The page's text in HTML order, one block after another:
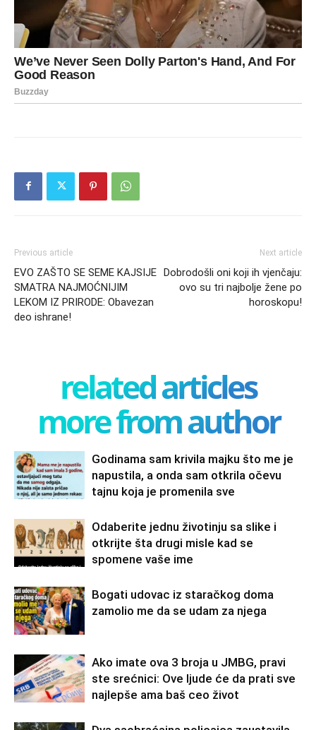
Previous article
EVO ZAŠTO SE SEME KAJSIJE
SMATRA NAJMOĆNIJIM
LEKOM IZ PRIRODE: Obavezan
deo ishrane!
Next article
Dobrodošli oni koji ih vjenčaju:
ovo su tri najbolje žene po
horoskopu!
related articles
more from author
Godinama sam krivila majku što me je
napustila, a onda sam otkrila očevu
tajnu koja je promenila sve
Odaberite jednu životinju sa slike i
otkrijte šta drugi misle kad se
spomene vaše ime
Bogati udovac iz staračkog doma
zamolio me da se udam za njega
Ako imate ova 3 broja u JMBG, pravi
ste srećnici: Ove ljude će da prati sve
najlepše ama baš ceo život